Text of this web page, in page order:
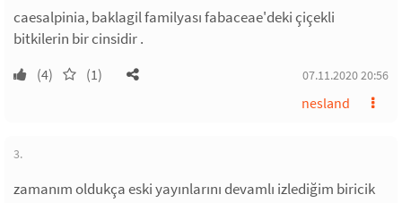
caesalpinia, baklagil familyası fabaceae'deki çiçekli
bitkilerin bir cinsidir .
(4) (1) 07.11.2020 20:56
nesland
3.
zamanım oldukça eski yayınlarını devamlı izlediğim biricik